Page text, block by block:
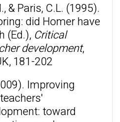
& Paris, C.L. (1995).
did Homer have
(Ed.), Critical
development,
181-202
Improving
toward